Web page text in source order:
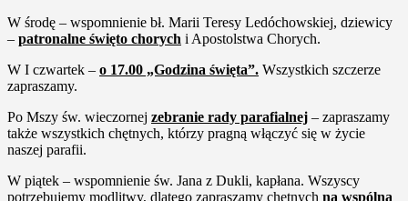
W środę – wspomnienie bł. Marii Teresy Ledóchowskiej, dziewicy
– patronalne święto chorych i Apostolstwa Chorych.
W I czwartek – o 17.00 „Godzina święta”. Wszystkich szczerze
zapraszamy.
Po Mszy św. wieczornej zebranie rady parafialnej – zapraszamy
także wszystkich chętnych, którzy pragną włączyć się w życie
naszej parafii.
W piątek – wspomnienie św. Jana z Dukli, kapłana. Wszyscy
potrzebujemy modlitwy, dlatego zapraszamy chętnych na wspólną